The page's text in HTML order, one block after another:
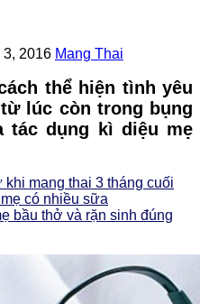
3, 2016 Mang Thai
thể hiện tình yêu
lúc còn trong bụng
tác dụng kì diệu mẹ
mang thai 3 tháng cuối
có nhiều sữa
bầu thở và rặn sinh đúng